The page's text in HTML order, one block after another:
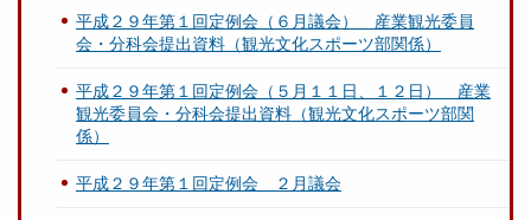
平成２９年第１回定例会（６月議会） 産業観光委員
会・分科会提出資料（観光文化スポーツ部関係）
平成２９年第１回定例会（５月１１日、１２日） 産業
観光委員会・分科会提出資料（観光文化スポーツ部関
係）
平成２９年第１回定例会 ２月議会